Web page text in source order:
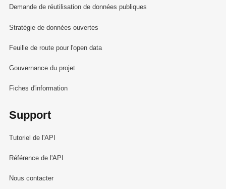
Demande de réutilisation de données publiques
Stratégie de données ouvertes
Feuille de route pour l'open data
Gouvernance du projet
Fiches d'information
Support
Tutoriel de l'API
Référence de l'API
Nous contacter